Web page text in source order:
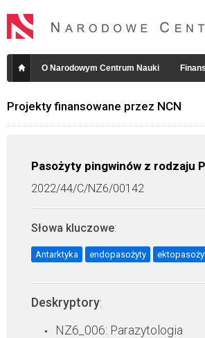
O Narodowym Centrum Nauki
Projekty finansowane przez NCN
Pasożyty pingwinów z rodzaju
2022/44/C/NZ6/00142
Słowa kluczowe:
Antarktyka endopasożyty
Deskryptory:
NZ6_006: Parazytologia